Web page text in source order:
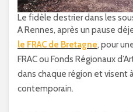
Le fidèle destrier dans les
A Rennes, après un pause
le FRAC de Bretagne, pour
FRAC ou Fonds Régionaux
dans chaque région et visent
contemporain.